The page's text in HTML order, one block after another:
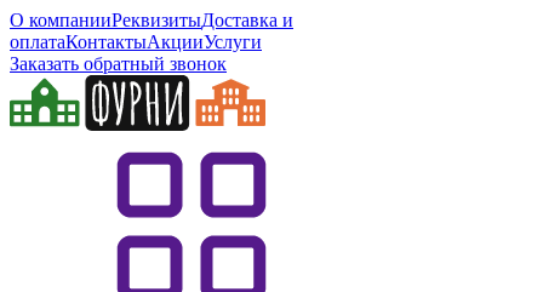
О компанииРеквизитыДоставка и
оплатаКонтактыАкцииУслуги
Заказать обратный звонок